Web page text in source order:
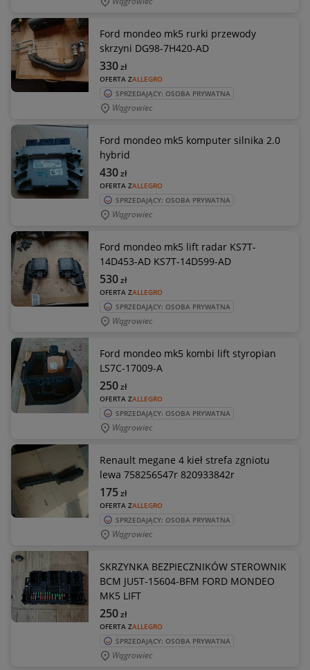
Ford mondeo mk5 rurki przewody
skrzyni DG98-7H420-AD
OFERTA ZALLEGRO
330zł
SPRZEDAJĄCY: OSOBA PRYWATNA
Wągrowiec
Ford mondeo mk5 komputer silnika 2.0
hybrid
OFERTA ZALLEGRO
430zł
SPRZEDAJĄCY: OSOBA PRYWATNA
Wągrowiec
Ford mondeo mk5 lift radar KS7T-
14D453-AD KS7T-14D599-AD
OFERTA ZALLEGRO
530zł
SPRZEDAJĄCY: OSOBA PRYWATNA
Wągrowiec
Ford mondeo mk5 kombi lift styropian
LS7C-17009-A
OFERTA ZALLEGRO
250zł
SPRZEDAJĄCY: OSOBA PRYWATNA
Wągrowiec
Renault megane 4 kieł strefa zgniotu
lewa 758256547r 820933842r
OFERTA ZALLEGRO
175zł
SPRZEDAJĄCY: OSOBA PRYWATNA
Wągrowiec
SKRZYNKA BEZPIECZNIKÓW STEROWNIK
BCM JU5T-15604-BFM FORD MONDEO
MK5 LIFT
OFERTA ZALLEGRO
250zł
SPRZEDAJĄCY: OSOBA PRYWATNA
Wągrowiec